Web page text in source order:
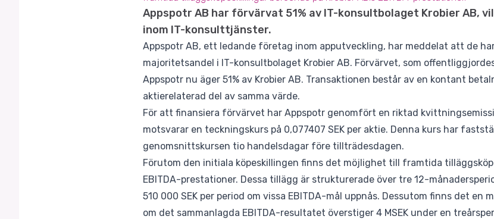
Appspotr AB har förvärvat 51% av IT-konsultbolaget Krobier AB,
inom IT-konsulttjänster.
Appspotr AB, ett ledande företag inom apputveckling, har meddelat att de
majoritetsandel i IT-konsultbolaget Krobier AB. Förvärvet, som
Appspotr nu äger 51% av Krobier AB. Transaktionen består av en kontant
aktierelaterad del av samma värde.
För att finansiera förvärvet har Appspotr genomfört en riktad
motsvarar en teckningskurs på 0,077407 SEK per aktie. Denna kurs har
genomsnittskursen tio handelsdagar före tillträdesdagen.
Förutom den initiala köpeskillingen finns det möjlighet till framtida
EBITDA-prestationer. Dessa tillägg är strukturerade över tre 12-
510 000 SEK per period om vissa EBITDA-mål uppnås. Dessutom finns det
om det sammanlagda EBITDA-resultatet överstiger 4 MSEK under en